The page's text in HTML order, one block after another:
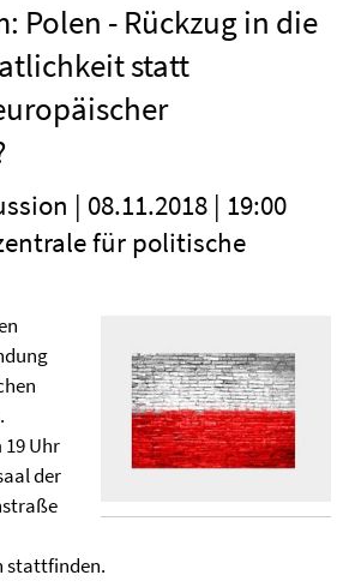
Polen - Rückzug in die
statt
| 08.11.2018 | 19:00
für politische
19 Uhr
der
stattfinden.